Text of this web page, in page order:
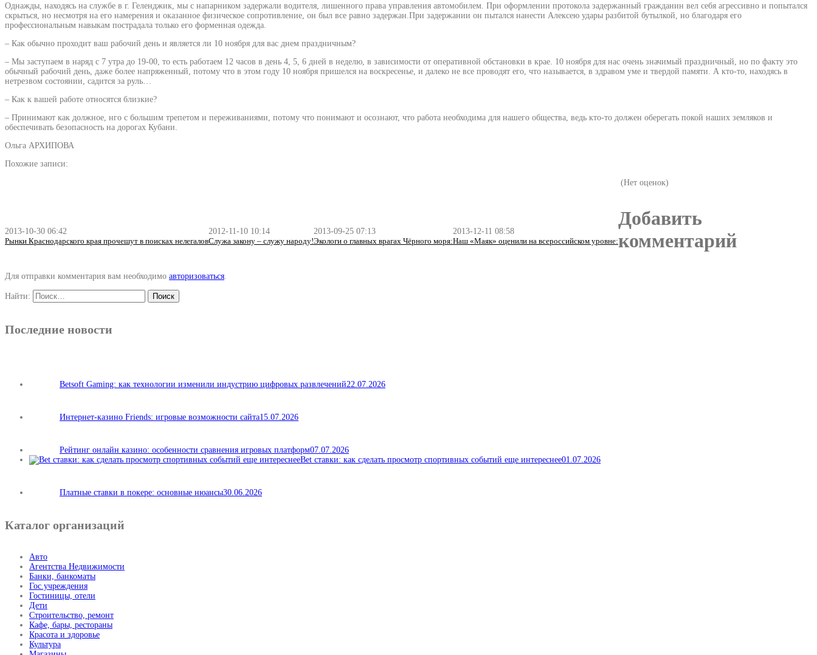
Однажды, находясь на службе в г. Геленджик, мы с напарником задержали водителя, лишенного права управления автомобилем. При оформлении протокола задержанный гражданин вел себя агрессивно и попытался
скрыться, но несмотря на его намерения и оказанное физическое сопротивление, он был все равно задержан.При задержании он пытался нанести Алексею удары разбитой бутылкой, но благодаря его
профессиональным навыкам пострадала только его форменная одежда.
– Как обычно проходит ваш рабочий день и является ли 10 ноября для вас днем праздничным?
– Мы заступаем в наряд с 7 утра до 19-00, то есть работаем 12 часов в день 4, 5, 6 дней в неделю, в зависимости от оперативной обстановки в крае. 10 ноября для нас очень значимый праздничный, но по факту это
обычный рабочий день, даже более напряженный, потому что в этом году 10 ноября пришелся на воскресенье, и далеко не все проводят его, что называется, в здравом уме и твердой памяти. А кто-то, находясь в
нетрезвом состоянии, садится за руль…
– Как к вашей работе относятся близкие?
– Принимают как должное, нго с большим трепетом и переживаниями, потому что понимают и осознают, что работа необходима для нашего общества, ведь кто-то должен оберегать покой наших земляков и
обеспечивать безопасность на дорогах Кубани.
Ольга АРХИПОВА
Похожие записи:
2013-10-30 06:42
Рынки Краснодарского края прочешут в поисках нелегалов
2012-11-10 10:14
Служа закону – служу народу!
2013-09-25 07:13
Экологи о главных врагах Чёрного моря:
2013-12-11 08:58
Наш «Маяк» оценили на всероссийском уровне:
(Нет оценок)
Добавить
комментарий
Для отправки комментария вам необходимо авторизоваться
Найти:
Последние новости
Betsoft Gaming: как технологии изменили индустрию цифровых развлечений22.07.2026
Интернет-казино Friends: игровые возможности сайта15.07.2026
Рейтинг онлайн казино: особенности сравнения игровых платформ07.07.2026
Bet ставки: как сделать просмотр спортивных событий еще интереснее01.07.2026
Платные ставки в покере: основные нюансы30.06.2026
Каталог организаций
Авто
Агентства Недвижимости
Банки, банкоматы
Гос.учреждения
Гостиницы, отели
Дети
Строительство, ремонт
Кафе, бары, рестораны
Красота и здоровье
Культура